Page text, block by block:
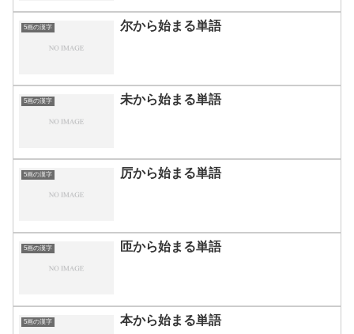
5画の漢字 尔から始まる単語
5画の漢字 未から始まる単語
5画の漢字 厉から始まる単語
5画の漢字 匝から始まる単語
5画の漢字 本から始まる単語